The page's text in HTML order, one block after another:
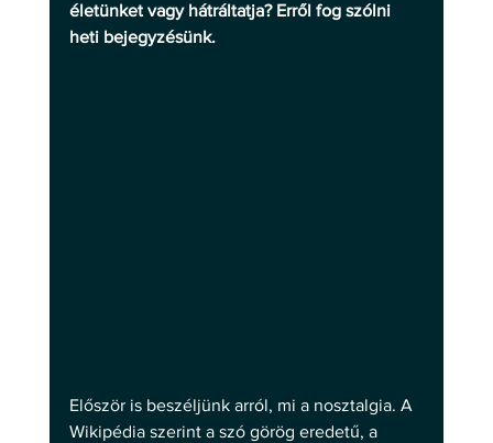
életünket vagy hátráltatja? Erről fog szólni
heti bejegyzésünk.
Először is beszéljünk arról, mi a nosztalgia. A
Wikipédia szerint a szó görög eredetű, a